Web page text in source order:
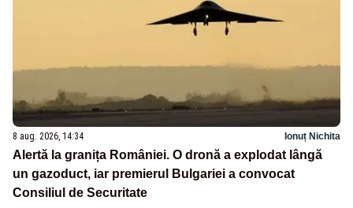
8 aug. 2026, 14:34 Ionuț Nichita
Alertă la granița României. O dronă a explodat lângă
un gazoduct, iar premierul Bulgariei a convocat
Consiliul de Securitate